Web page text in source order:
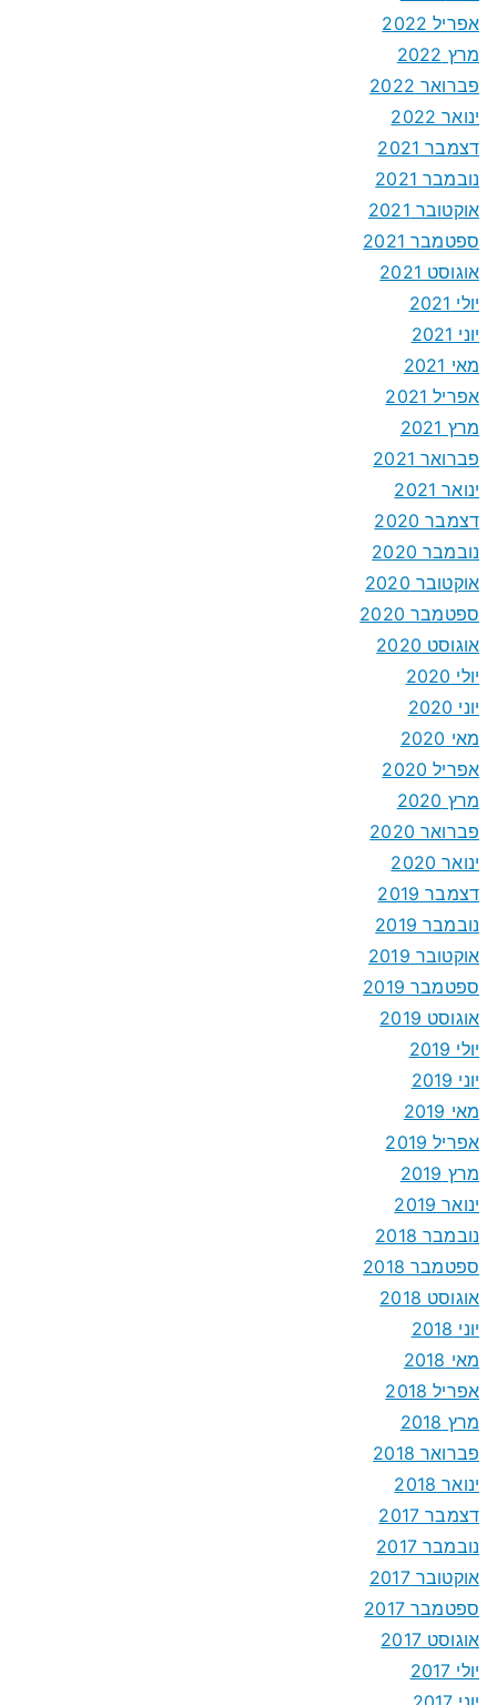
אפריל 2022
מרץ 2022
פברואר 2022
ינואר 2022
דצמבר 2021
נובמבר 2021
אוקטובר 2021
ספטמבר 2021
אוגוסט 2021
יולי 2021
יוני 2021
מאי 2021
אפריל 2021
מרץ 2021
פברואר 2021
ינואר 2021
דצמבר 2020
נובמבר 2020
אוקטובר 2020
ספטמבר 2020
אוגוסט 2020
יולי 2020
יוני 2020
מאי 2020
אפריל 2020
מרץ 2020
פברואר 2020
ינואר 2020
דצמבר 2019
נובמבר 2019
אוקטובר 2019
ספטמבר 2019
אוגוסט 2019
יולי 2019
יוני 2019
מאי 2019
אפריל 2019
מרץ 2019
ינואר 2019
נובמבר 2018
ספטמבר 2018
אוגוסט 2018
יוני 2018
מאי 2018
אפריל 2018
מרץ 2018
פברואר 2018
ינואר 2018
דצמבר 2017
נובמבר 2017
אוקטובר 2017
ספטמבר 2017
אוגוסט 2017
יולי 2017